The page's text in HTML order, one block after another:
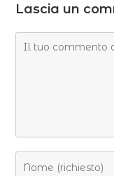
Lascia un